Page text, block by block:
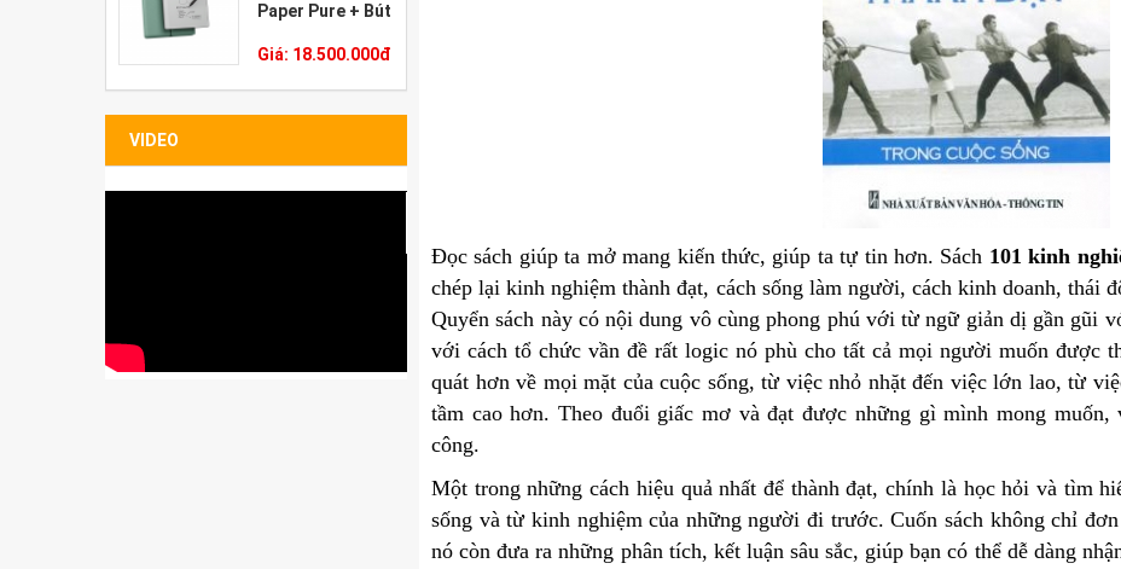
Paper Pure + Bút
Bao đựng Sleeve
Folio
Giá: 18.500.000đ
VIDEO
Đọc sách giúp ta mở mang kiến thức, giúp ta tự tin hơn. Sách 101 kinh
chép lại kinh nghiệm thành đạt, cách sống làm người, cách kinh doanh, thái
Quyển sách này có nội dung vô cùng phong phú với từ ngữ giản dị gần gũi
với cách tổ chức vần đề rất logic nó phù cho tất cả mọi người muốn được
quát hơn về mọi mặt của cuộc sống, từ việc nhỏ nhặt đến việc lớn lao, từ
tầm cao hơn. Theo đuổi giấc mơ và đạt được những gì mình mong
công.
Một trong những cách hiệu quả nhất để thành đạt, chính là học hỏi và tìm
sống và từ kinh nghiệm của những người đi trước. Cuốn sách không chỉ
nó còn đưa ra những phân tích, kết luận sâu sắc, giúp bạn có thể dễ dàng